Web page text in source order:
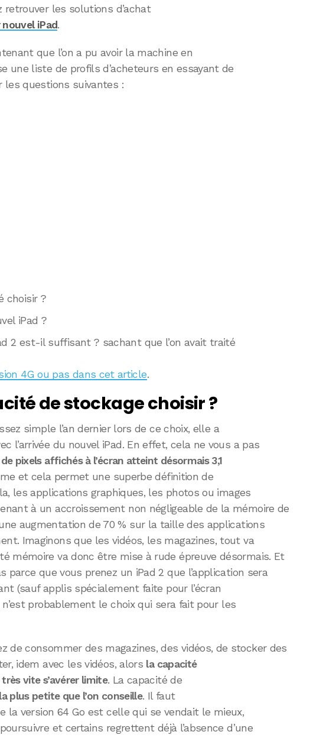
retrouver les solutions d’achat
iPad.
que l’on a pu avoir la machine en
une liste de profils d’acheteurs en essayant de
les questions suivantes :
choisir ?
iPad ?
2 est-il suffisant ? sachant que l’on avait traité
4G ou pas dans cet article.
de stockage choisir ?
simple l’an dernier lors de ce choix, elle a
l’arrivée du nouvel iPad. En effet, cela ne vous a pas
pixels affichés à l’écran atteint désormais 3,1
et cela permet une superbe définition de
les applications graphiques, les photos ou images
à un accroissement non négligeable de la mémoire de
augmentation de 70 % sur la taille des applications
Imaginons que les vidéos, les magazines, tout va
mémoire va donc être mise à rude épreuve désormais. Et
parce que vous prenez un iPad 2 que l’application sera
(sauf applis spécialement faite pour l’écran
n’est probablement le choix qui sera fait pour les
de consommer des magazines, des vidéos, de stocker des
idem avec les vidéos, alors la capacité
vite s’avérer limite. La capacité de
plus petite que l’on conseille. Il faut
la version 64 Go est celle qui se vendait le mieux,
et certains regrettent déjà l’absence d’une